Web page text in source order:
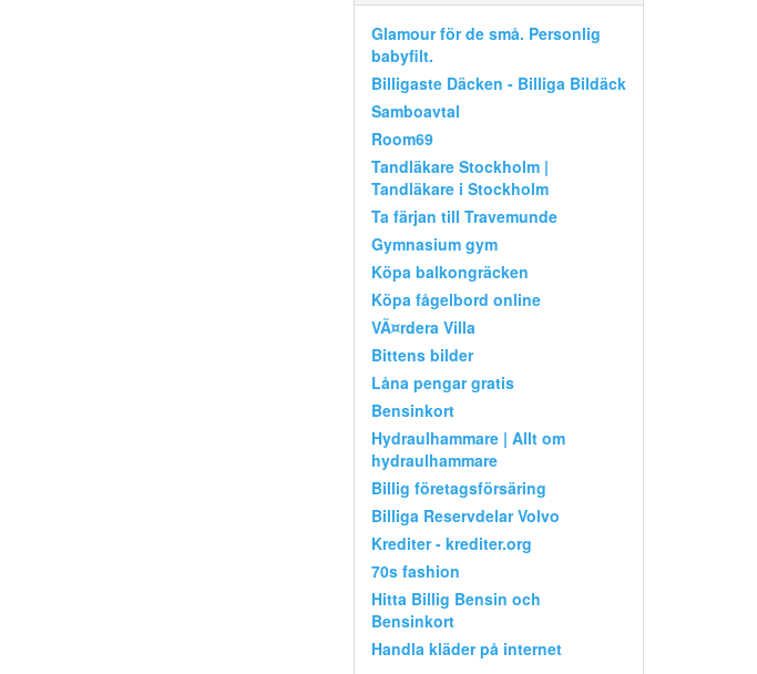
Glamour för de små. Personlig
babyfilt.
Billigaste Däcken - Billiga Bildäck
Samboavtal
Room69
Tandläkare Stockholm |
Tandläkare i Stockholm
Ta färjan till Travemunde
Gymnasium gym
Köpa balkongräcken
Köpa fågelbord online
VÃ¤rdera Villa
Bittens bilder
Låna pengar gratis
Bensinkort
Hydraulhammare | Allt om
hydraulhammare
Billig företagsförsäring
Billiga Reservdelar Volvo
Krediter - krediter.org
70s fashion
Hitta Billig Bensin och
Bensinkort
Handla kläder på internet